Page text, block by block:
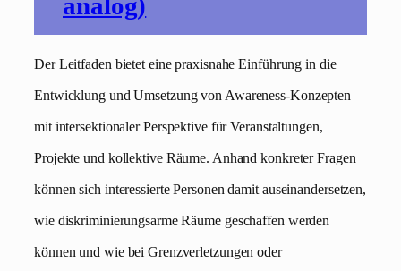
Der Leitfaden bietet eine praxisnahe Einführung in die
Entwicklung und Umsetzung von Awareness-Konzepten
mit intersektionaler Perspektive für Veranstaltungen,
Projekte und kollektive Räume. Anhand konkreter Fragen
können sich interessierte Personen damit auseinandersetzen,
wie diskriminierungsarme Räume geschaffen werden
können und wie bei Grenzverletzungen oder